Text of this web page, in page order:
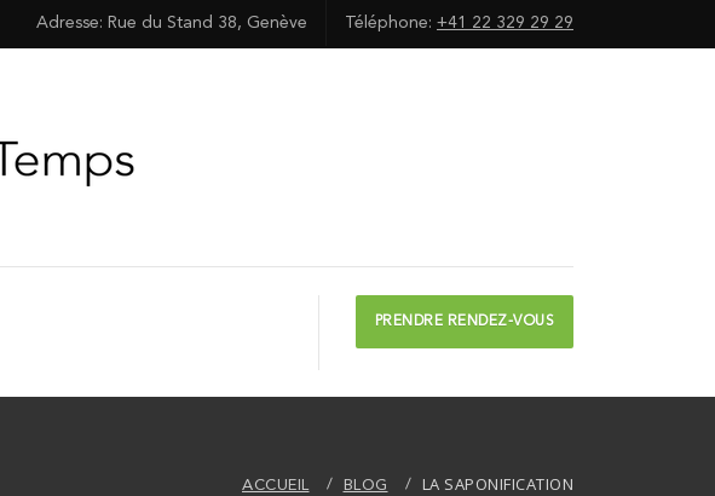
Adresse: Rue du Stand 38, Genève Téléphone: +41 22 329 29 29
PRENDRE RENDEZ-VOUS
ACCUEIL BLOG LA SAPONIFICATION